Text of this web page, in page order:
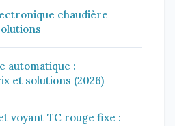
chaudière
automatique :
et solutions (2026)
voyant TC rouge fixe :